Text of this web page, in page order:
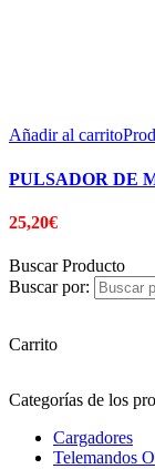
Añadir al carrito
PULSADOR DE
25,20€
Buscar Producto
Buscar por:
Carrito
Categorías de los
Cargadores
Telemandos